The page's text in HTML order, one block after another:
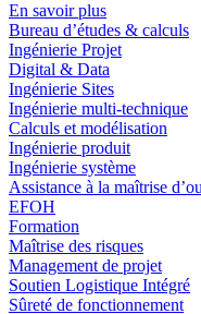
En savoir plus
Bureau d’études & calculs
Ingénierie Projet
Digital & Data
Ingénierie Sites
Ingénierie multi-technique
Calculs et modélisation
Ingénierie produit
Ingénierie système
Assistance à la maîtrise
EFOH
Formation
Maîtrise des risques
Management de projet
Soutien Logistique Intégré
Sûreté de fonctionnement